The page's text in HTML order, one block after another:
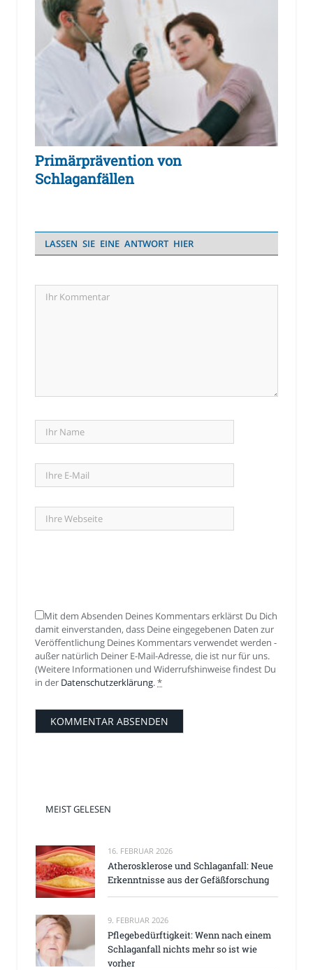
Primärprävention von
Schlaganfällen
LASSEN SIE EINE ANTWORT HIER
Mit dem Absenden Deines Kommentars erklärst Du Dich
damit einverstanden, dass Deine eingegebenen Daten zur
Veröffentlichung Deines Kommentars verwendet werden -
außer natürlich Deiner E-Mail-Adresse, die ist nur für uns.
(Weitere Informationen und Widerrufshinweise findest Du
in der Datenschutzerklärung.*
MEIST GELESEN
16. FEBRUAR 2026
Atherosklerose und Schlaganfall: Neue
Erkenntnisse aus der Gefäßforschung
9. FEBRUAR 2026
Pflegebedürftigkeit: Wenn nach einem
Schlaganfall nichts mehr so ist wie
vorher